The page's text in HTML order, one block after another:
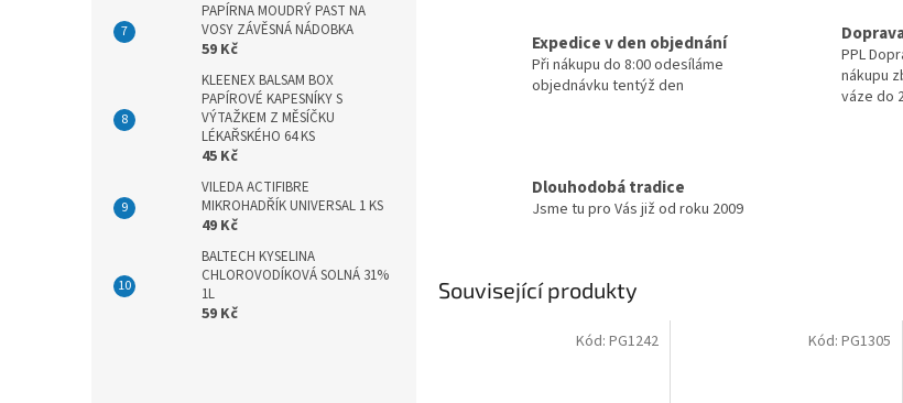
PAPÍRNA MOUDRÝ PAST NA
VOSY ZÁVĚSNÁ NÁDOBKA
59 Kč
KLEENEX BALSAM BOX
PAPÍROVÉ KAPESNÍKY S
VÝTAŽKEM Z MĚSÍČKU
LÉKAŘSKÉHO 64 KS
45 Kč
VILEDA ACTIFIBRE
MIKROHADŘÍK UNIVERSAL 1 KS
49 Kč
BALTECH KYSELINA
CHLOROVODÍKOVÁ SOLNÁ 31%
1L
59 Kč
Expedice v den objednání
Při nákupu do 8:00 odesíláme
objednávku tentýž den
PPL
nákupu
váze do
Dlouhodobá tradice
Jsme tu pro Vás již od roku 2009
Související produkty
Kód: PG1242 Kód: PG1305